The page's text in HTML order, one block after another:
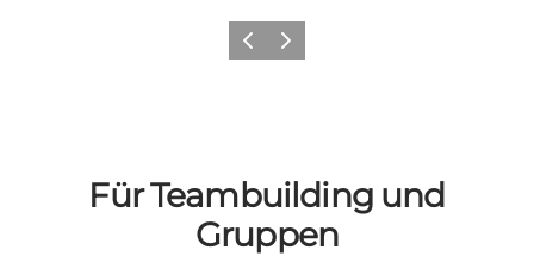
ZurückWeiter
Für Teambuilding und
Gruppen